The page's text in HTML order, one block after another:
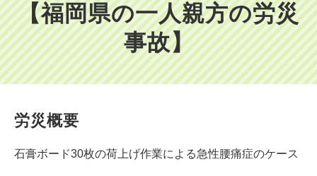
お問い合わせ
会員メニュー
【福岡県の一人親方の労災
事故】
労災概要
石膏ボード30枚の荷上げ作業による急性腰痛症のケース